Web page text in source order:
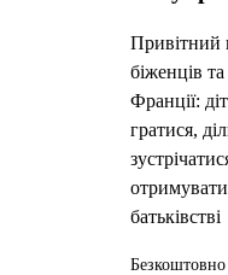
Привітний
біженців
Франції:
гратися,
батьківстві
Безкоштовно